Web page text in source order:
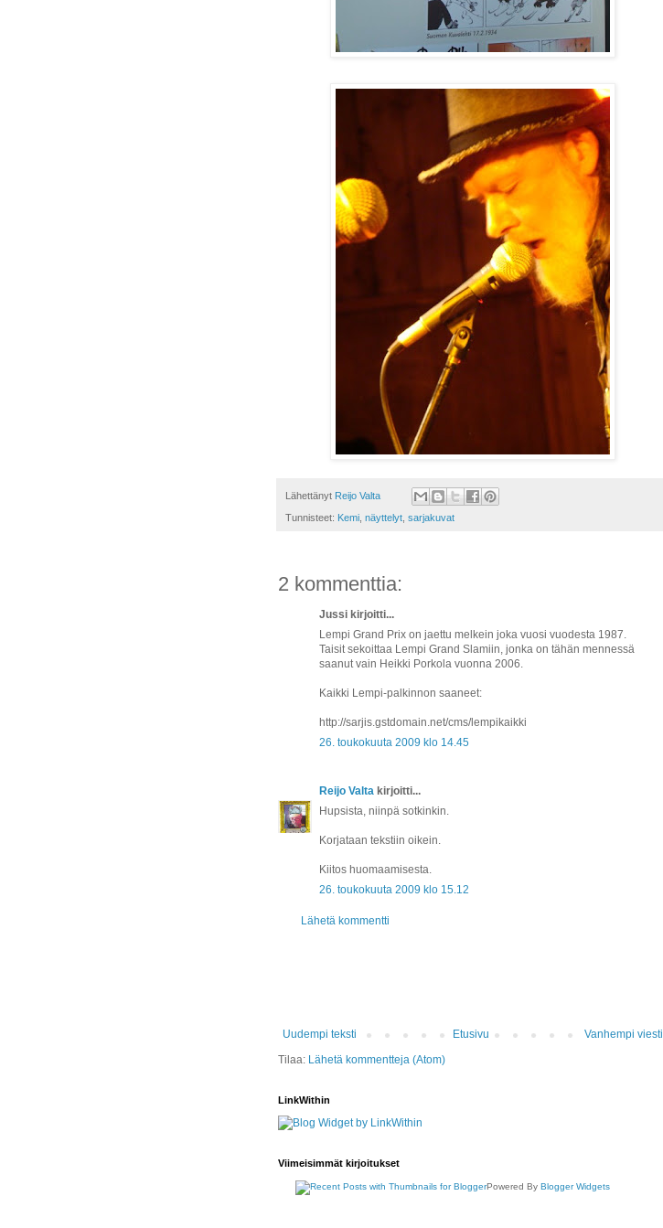
Lähettänyt Reijo Valta
Tunnisteet: Kemi näyttelyt sarjakuvat
2 kommenttia:
Jussi kirjoitti...
Lempi Grand Prix on jaettu melkein joka vuosi vuodesta 1987.
Taisit sekoittaa Lempi Grand Slamiin, jonka on tähän mennessä
saanut vain Heikki Porkola vuonna 2006.
Kaikki Lempi-palkinnon saaneet:
http://sarjis.gstdomain.net/cms/lempikaikki
26. toukokuuta 2009 klo 14.45
Reijo Valta kirjoitti...
Hupsista, niinpä sotkinkin.
Korjataan tekstiin oikein.
Kiitos huomaamisesta.
26. toukokuuta 2009 klo 15.12
Lähetä kommentti
Uudempi teksti Vanhempi viesti
Etusivu
Tilaa: Lähetä kommentteja (Atom)
LinkWithin
Viimeisimmät kirjoitukset
Powered By Blogger Widgets